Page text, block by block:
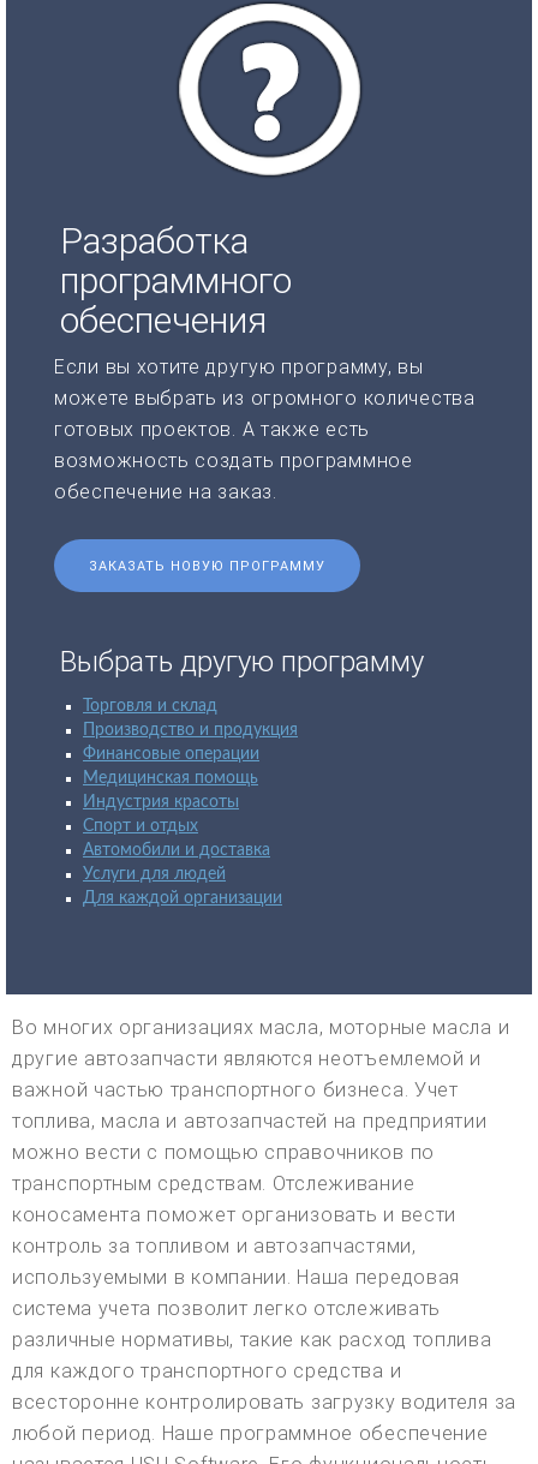
Разработка
программного
обеспечения
Если вы хотите другую программу, вы
можете выбрать из огромного количества
готовых проектов. А также есть
возможность создать программное
обеспечение на заказ.
ЗАКАЗАТЬ НОВУЮ ПРОГРАММУ
Выбрать другую программу
Торговля и склад
Производство и продукция
Финансовые операции
Медицинская помощь
Индустрия красоты
Спорт и отдых
Автомобили и доставка
Услуги для людей
Для каждой организации
Во многих организациях масла, моторные масла и
другие автозапчасти являются неотъемлемой и
важной частью транспортного бизнеса. Учет
топлива, масла и автозапчастей на предприятии
можно вести с помощью справочников по
транспортным средствам. Отслеживание
коносамента поможет организовать и вести
контроль за топливом и автозапчастями,
используемыми в компании. Наша передовая
система учета позволит легко отслеживать
различные нормативы, такие как расход топлива
для каждого транспортного средства и
всесторонне контролировать загрузку водителя за
любой период. Наше программное обеспечение